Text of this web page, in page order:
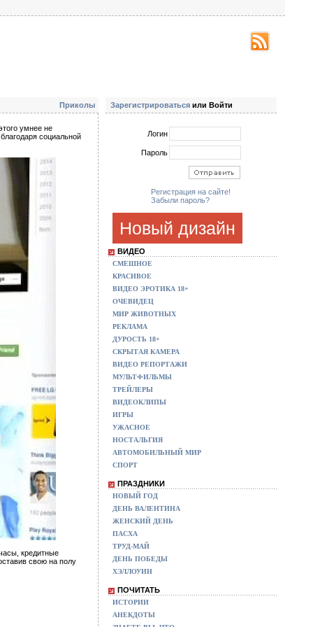
Приколы
умнее не
социальной
кредитные
свою на полу
Зарегистрироваться или Войти
Логин
Пароль
Регистрация на сайте!
Забыли пароль?
Новый дизайн
ВИДЕО
СМЕШНОЕ
КРАСИВОЕ
ВИДЕО ЭРОТИКА 18+
ОЧЕВИДЕЦ
МИР ЖИВОТНЫХ
РЕКЛАМА
ДУРОСТЬ 18+
СКРЫТАЯ КАМЕРА
ВИДЕО РЕПОРТАЖИ
МУЛЬТФИЛЬМЫ
ТРЕЙЛЕРЫ
ВИДЕОКЛИПЫ
ИГРЫ
УЖАСНОЕ
НОСТАЛЬГИЯ
АВТОМОБИЛЬНЫЙ МИР
СПОРТ
ПРАЗДНИКИ
НОВЫЙ ГОД
ДЕНЬ ВАЛЕНТИНА
ЖЕНСКИЙ ДЕНЬ
ПАСХА
ТРУД-МАЙ
ДЕНЬ ПОБЕДЫ
ХЭЛЛОУИН
ПОЧИТАТЬ
ИСТОРИИ
АНЕКДОТЫ